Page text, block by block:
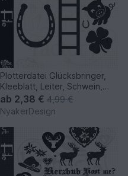
Plotterdatei Glücksbringer,
Kleeblatt, Leiter, Schwein,
Hufeisen
ab 2,38 € 4,99 €
NyakerDesign